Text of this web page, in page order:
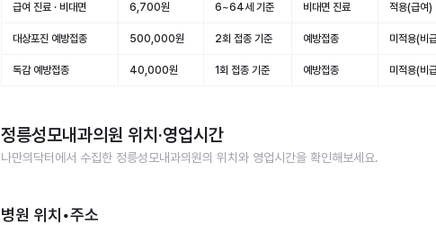
급여 진료 · 비대면 6,700원 6~64세 기준 비대면 진료 적용(급여)
대상포진 예방접종 500,000원 2회 접종 기준 예방접종 미적용(비
독감 예방접종 40,000원 1회 접종 기준 예방접종 미적용(비
정릉성모내과의원 위치·영업시간
나만의닥터에서 수집한 정릉성모내과의원의 위치와 영업시간을 확인해보세요.
병원 위치•주소